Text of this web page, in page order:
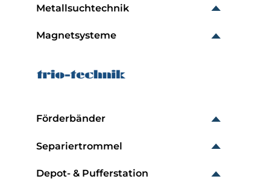
Metallsuchtechnik
Magnetsysteme
Förderbänder
Separiertrommel
Depot- & Pufferstation